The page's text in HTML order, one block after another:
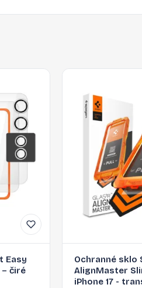
Easy
– čiré
Ochranné sklo
AlignMaster
iPhone 17 -